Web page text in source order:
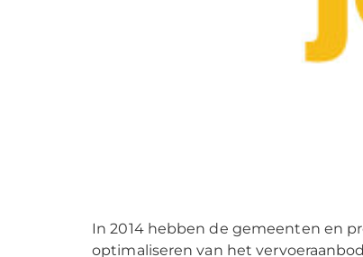
In 2014 hebben de gemeenten en
optimaliseren van het